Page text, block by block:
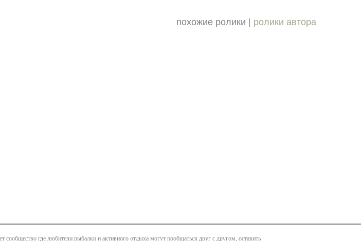
похожие ролики | ролики автора
где любители рыбалки и активного отдыха могут пообщаться друг с другом, оставить